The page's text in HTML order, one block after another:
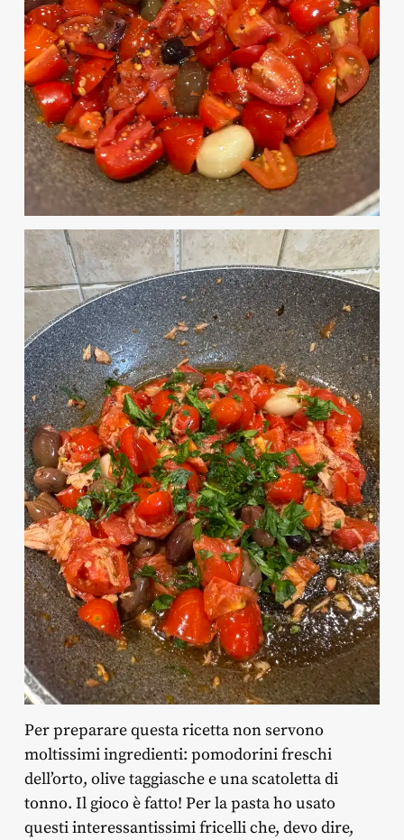
Per preparare questa ricetta non servono
moltissimi ingredienti: pomodorini freschi
dell’orto, olive taggiasche e una scatoletta di
tonno. Il gioco è fatto! Per la pasta ho usato
questi interessantissimi fricelli che, devo dire,